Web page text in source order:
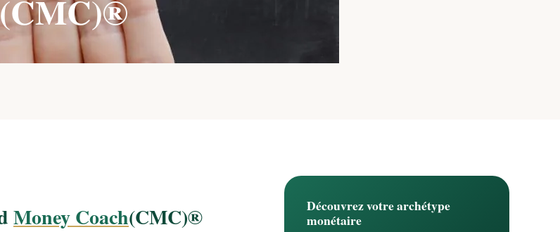
Money Coach(CMC)®
Découvrez votre archétype
monétaire